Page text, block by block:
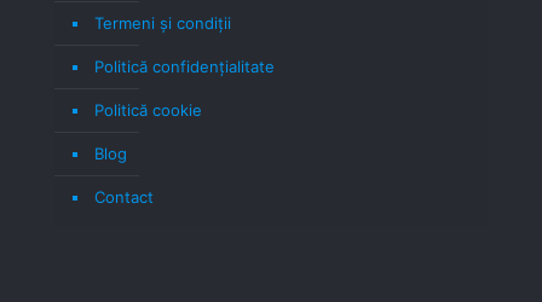
Termeni şi condiţii
Politică confidenţialitate
Politică cookie
Blog
Contact